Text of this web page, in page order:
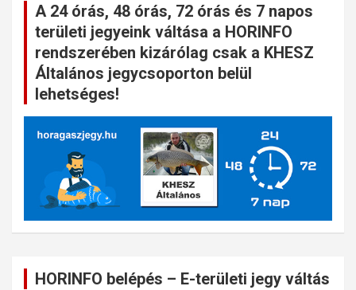
A 24 órás, 48 órás, 72 órás és 7 napos
területi jegyeink váltása a HORINFO
rendszerében kizárólag csak a KHESZ
Általános jegycsoporton belül
lehetséges!
HORINFO belépés – E-területi jegy váltás